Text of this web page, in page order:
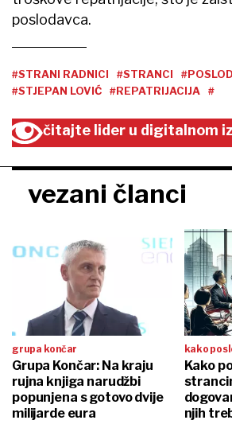
poslodavca.
#STRANI RADNICI #STRANCI
#STJEPAN LOVIĆ
#REPATRIJACIJA #
čitajte lider u digitalnom
vezani članci
grupa končar
Grupa Končar: Na kraju
rujna knjiga narudžbi
popunjena s gotovo dvije
milijarde eura
kako
Kako
njih